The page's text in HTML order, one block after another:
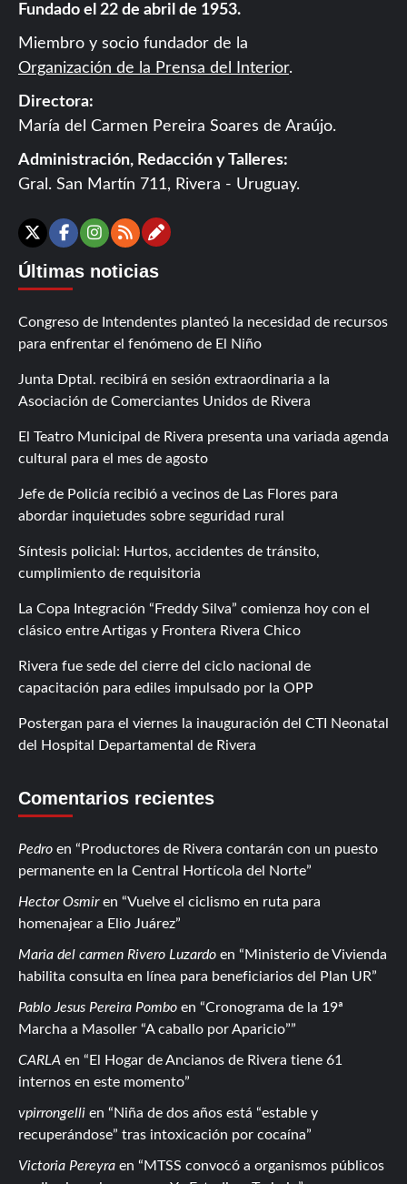
Fundado el 22 de abril de 1953.
Miembro y socio fundador de la
Organización de la Prensa del Interior.
Directora:
María del Carmen Pereira Soares de Araújo.
Administración, Redacción y Talleres:
Gral. San Martín 711, Rivera - Uruguay.
X Facebook
Instagram
RSSContáctanos
Últimas noticias
Congreso de Intendentes planteó la necesidad de recursos
para enfrentar el fenómeno de El Niño
Junta Dptal. recibirá en sesión extraordinaria a la
Asociación de Comerciantes Unidos de Rivera
El Teatro Municipal de Rivera presenta una variada agenda
cultural para el mes de agosto
Jefe de Policía recibió a vecinos de Las Flores para
abordar inquietudes sobre seguridad rural
Síntesis policial: Hurtos, accidentes de tránsito,
cumplimiento de requisitoria
La Copa Integración “Freddy Silva” comienza hoy con el
clásico entre Artigas y Frontera Rivera Chico
Rivera fue sede del cierre del ciclo nacional de
capacitación para ediles impulsado por la OPP
Postergan para el viernes la inauguración del CTI Neonatal
del Hospital Departamental de Rivera
Comentarios recientes
Pedro en
Productores de Rivera contarán con un puesto
permanente en la Central Hortícola del Norte
Hector Osmiren
Vuelve el ciclismo en ruta para
homenajear a Elio Juárez
Maria del carmen Rivero Luzardo en
Ministerio de Vivienda
habilita consulta en línea para beneficiarios del Plan UR
Pablo Jesus Pereira Pombo en
Cronograma de la 19ª
Marcha a Masoller “A caballo por Aparicio”
CARLA en
El Hogar de Ancianos de Rivera tiene 61
internos en este momento
vpirrongelli en
Niña de dos años está “estable y
recuperándose” tras intoxicación por cocaína
Victoria Pereyra en
MTSS convocó a organismos públicos